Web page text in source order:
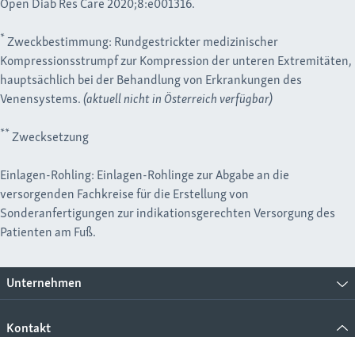
Open Diab Res Care 2020;8:e001316.
*Zweckbestimmung: Rundgestrickter medizinischer
Kompressionsstrumpf zur Kompression der unteren Extremitäten,
hauptsächlich bei der Behandlung von Erkrankungen des
Venensystems.(aktuell nicht in Österreich verfügbar)
**Zwecksetzung
Einlagen-Rohling: Einlagen-Rohlinge zur Abgabe an die
versorgenden Fachkreise für die Erstellung von
Sonderanfertigungen zur indikationsgerechten Versorgung des
Patienten am Fuß.
Unternehmen
Kontakt